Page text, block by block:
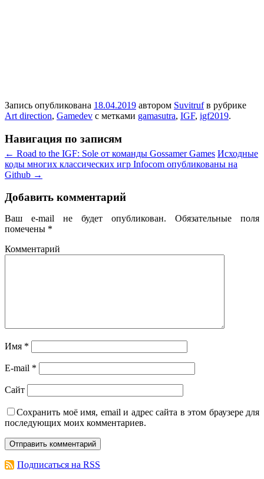
Запись опубликована 18.04.2019 автором Suvitrufв рубрике
Art direction, Gamedev с метками gamasutra, IGF, igf2019.
Навигация по записям
← Road to the IGF: Sole от команды Gossamer Games Исходные
коды многих классических игр Infocom опубликованы на
Github →
Добавить комментарий
Ваш e-mail не будет опубликован. Обязательные поля
помечены *
Комментарий
Имя *
E-mail *
Сайт
Сохранить моё имя, email и адрес сайта в этом браузере для
последующих моих комментариев.
Подписаться на RSS